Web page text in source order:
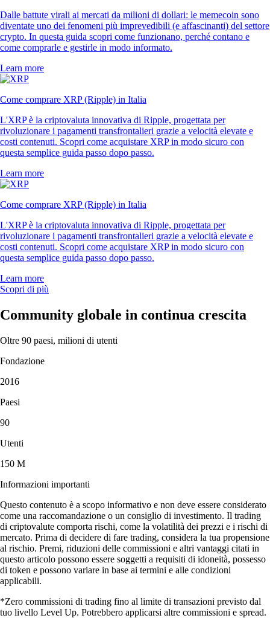
Dalle battute virali ai mercati da milioni di dollari: le memecoin sono
diventate uno dei fenomeni più imprevedibili (e affascinanti) del settore
crypto. In questa guida scopri come funzionano, perché contano e
come comprarle e gestirle in modo informato.
Learn more
Come comprare XRP (Ripple) in Italia
L'XRP è la criptovaluta innovativa di Ripple, progettata per
rivoluzionare i pagamenti transfrontalieri grazie a velocità elevate e
costi contenuti. Scopri come acquistare XRP in modo sicuro con
questa semplice guida passo dopo passo.
Learn more
Come comprare XRP (Ripple) in Italia
L'XRP è la criptovaluta innovativa di Ripple, progettata per
rivoluzionare i pagamenti transfrontalieri grazie a velocità elevate e
costi contenuti. Scopri come acquistare XRP in modo sicuro con
questa semplice guida passo dopo passo.
Learn more
Scopri di più
Community globale in continua crescita
Oltre 90 paesi, milioni di utenti
Fondazione
2016
Paesi
90
Utenti
150 M
Informazioni importanti
Questo contenuto è a scopo informativo e non deve essere considerato
come una raccomandazione o un consiglio di investimento. Il trading
di criptovalute comporta rischi, come la volatilità dei prezzi e i rischi di
mercato. Prima di decidere di fare trading, considera la tua propensione
al rischio. Premi, riduzioni delle commissioni e altri vantaggi citati in
questo articolo possono essere soggetti a requisiti di idoneità, possesso
di token e possono variare in base ai termini e alle condizioni
applicabili.
*Zero commissioni di trading fino al limite di transazioni previsto dal
tuo livello Level Up. Potrebbero applicarsi altre commissioni e spread.